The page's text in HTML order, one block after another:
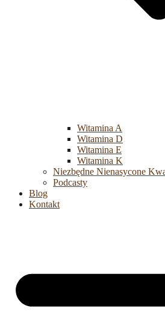
Witamina A
Witamina D
Witamina E
Witamina K
Niezbędne Nienasycone
Podcasty
Blog
Kontakt